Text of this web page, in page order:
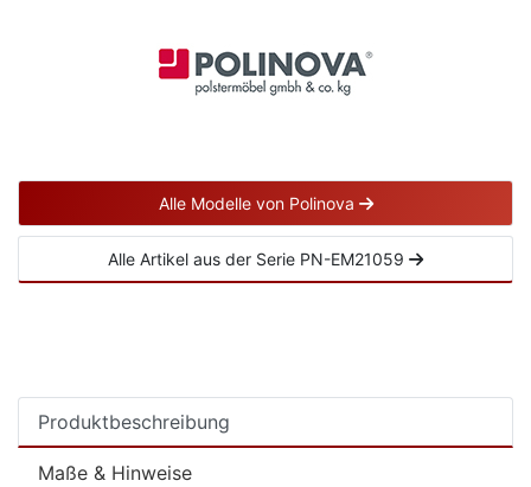
Alle Modelle von Polinova
Alle Artikel aus der Serie PN-EM21059
Produktbeschreibung
Maße & Hinweise